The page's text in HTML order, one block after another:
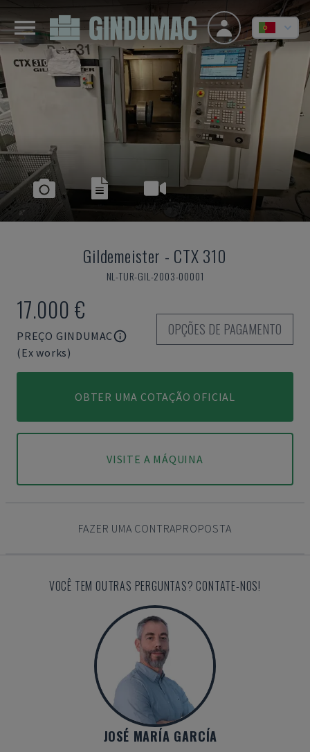
Gildemeister - CTX 310
NL-TUR-GIL-2003-00001
17.000 €
PREÇO GINDUMAC
(Ex works)
OPÇÕES DE PAGAMENTO
OBTER UMA COTAÇÃO OFICIAL
VISITE A MÁQUINA
FAZER UMA CONTRAPROPOSTA
VOCÊ TEM OUTRAS PERGUNTAS? CONTATE-NOS!
JOSÉ MARÍA GARCÍA